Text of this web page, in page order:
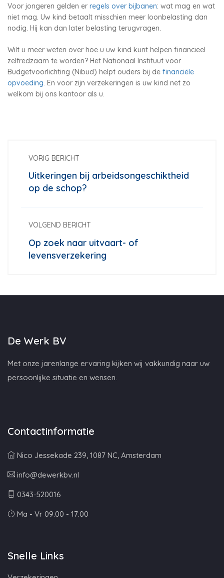
Voor jongeren gelden er regels over bijbanen: wat mag en wat
niet mag. Uw kind betaalt misschien meer loonbelasting dan
nodig. Hij kan dan later belasting terugvragen.
Wilt u meer weten over hoe u uw kind kunt helpen financieel
zelfredzaam te worden? Het Nationaal Instituut voor
Budgetvoorlichting (Nibud) helpt ouders bij de financiële
opvoeding. En voor zijn verzekeringen is uw kind net zo
welkom bij ons kantoor als u.
VORIG BERICHT
Uitkeringen bij arbeidsongeschiktheid
op de schop?
VOLGEND BERICHT
Op zoek naar uitvaart- of
levensverzekering
De Werk BV
Met onze jarenlange ervaring kijken wij vakkundig naar uw
persoonlijke situatie en wensen.
Contactinformatie
Nico Jessekade 239, 1087 NC, Amsterdam
info@dewerkbv.nl
0343-520016
Ma - Vr 09:00 - 17:00
Snelle Links